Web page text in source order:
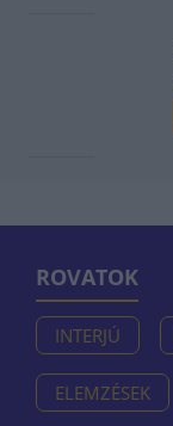
ROVATOK
INTERJÚ
ELEMZÉSEK